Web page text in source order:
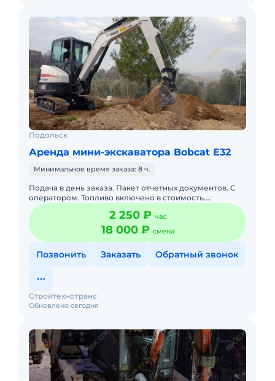
Подольск
Аренда мини-экскаватора Bobcat E32
Минимальное время заказа: 8 ч.
Подача в день заказа. Пакет отчетных документов. С
оператором. Топливо включено в стоимость.
Долгосрочная аренда. Краткосрочная аренда. Техника
с малой наработк
2 250 ₽ час
18 000 ₽ смена
Позвонить Заказать Обратный звонок
Обновлено сегодня
Стройтехнотранс